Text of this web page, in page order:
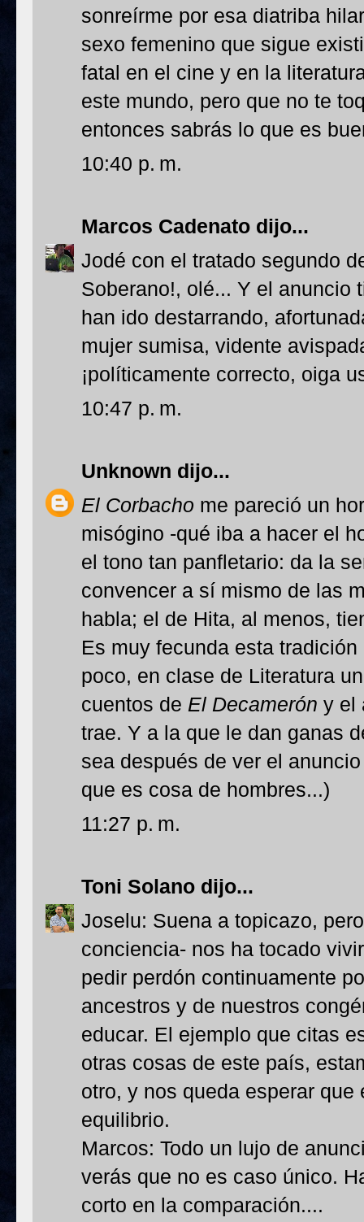
sonreírme por esa diatriba
sexo femenino que sigue
fatal en el cine y en la
este mundo, pero que no te
entonces sabrás lo que es
10:40 p. m.
Marcos Cadenato dijo...
Jodé con el tratado segundo
Soberano!, olé... Y el anuncio
han ido destarrando,
mujer sumisa, vidente
¡políticamente correcto, oiga
10:47 p. m.
Unknown dijo...
El Corbacho me pareció un
misógino -qué iba a hacer el
el tono tan panfletario: da la
convencer a sí mismo de las
habla; el de Hita, al menos,
Es muy fecunda esta
poco, en clase de Literatura
cuentos de El Decamerón y el
trae. Y a la que le dan ganas
sea después de ver el
que es cosa de hombres...)
11:27 p. m.
Toni Solano dijo...
Joselu: Suena a topicazo,
conciencia- nos ha tocado
pedir perdón continuamente
ancestros y de nuestros
educar. El ejemplo que citas
otras cosas de este país,
otro, y nos queda esperar
equilibrio.
Marcos: Todo un lujo de
verás que no es caso único.
corto en la comparación....